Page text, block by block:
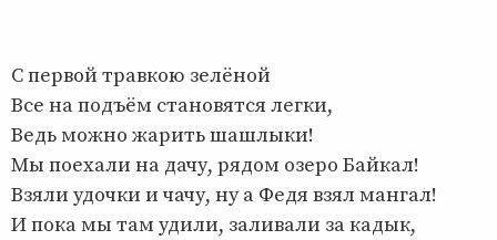
С первой травкою зелёной
Все на подъём становятся легки,
Ведь можно жарить шашлыки!
Мы поехали на дачу, рядом озеро Байкал!
Взяли удочки и чачу, ну а Федя взял мангал!
И пока мы там удили, заливали за кадык,